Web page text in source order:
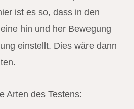
ist es so, dass in den
hin und her Bewegung
einstellt. Dies wäre dann
Arten des Testens: